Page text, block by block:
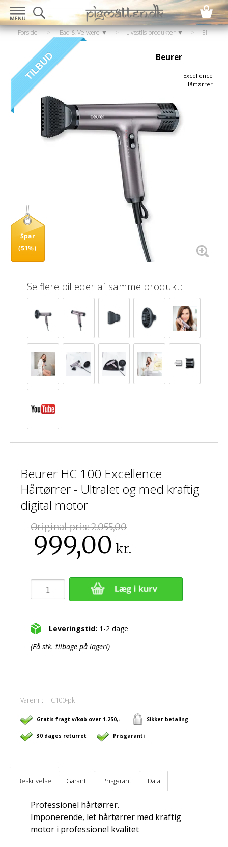
Forside > Bad & Velvære ▼ > Livsstils produkter ▼ >
El-
Hair style & hårtørrer
Beurer
Excellence
Hårtørrer
Spar
(51%)
Se flere billeder af samme produkt:
Beurer HC 100 Excellence
Hårtørrer - Ultralet og med kraftig
digital motor
Original pris:2.055,00
999,00 kr.
Leveringstid: 1-2 dage
(Få stk. tilbage på lager!)
Varenr.: HC100-pk
Gratis fragt v/køb over 1.250,- Sikker betaling
30 dages returret Prisgaranti
Beskrivelse Garanti Prisgaranti Data
Professionel hårtørrer.
Imponerende, let hårtørrer med kraftig
motor i professionel kvalitet